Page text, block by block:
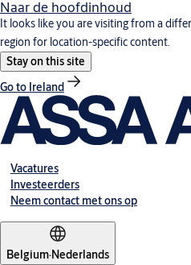
Naar de hoofdinhoud
It looks like you are visiting from a
region for location-specific content.
Stay on this site
Go to Ireland
Vacatures
Investeerders
Neem contact met ons op
Belgium·Nederlands